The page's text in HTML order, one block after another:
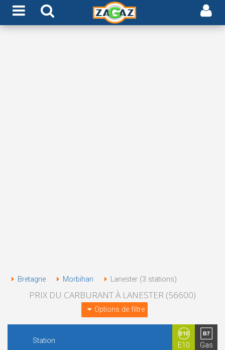
Bretagne Morbihan Lanester (3 stations)
PRIX DU CARBURANT À LANESTER (56600)
Options de filtre
Station
E10 Gas